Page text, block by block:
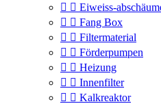
  Eiweiss-
  Fang Box
  Filtermaterial
  Förderpumpen
  Heizung
  Innenfilter
  Kalkreaktor